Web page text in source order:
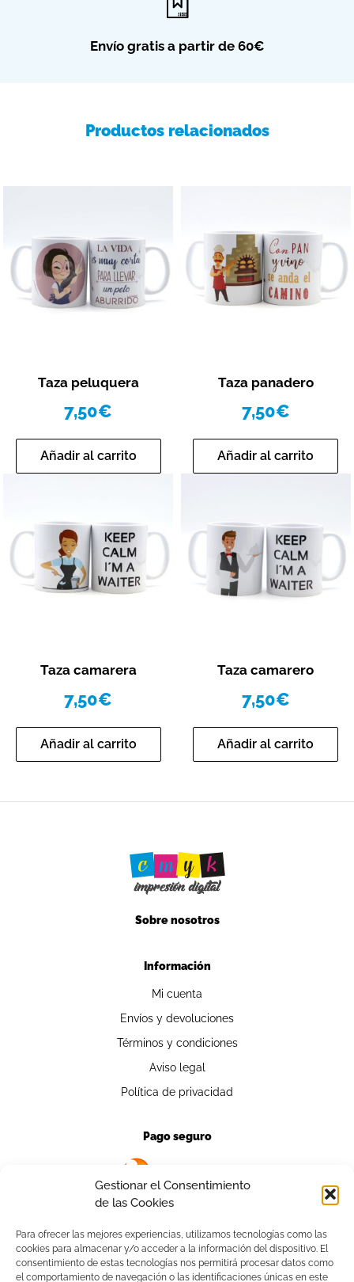
Gestionar el Consentimiento
de las Cookies
Para ofrecer las mejores experiencias, utilizamos tecnologías como las
cookies para almacenar y/o acceder a la información del dispositivo. El
consentimiento de estas tecnologías nos permitirá procesar datos como
el comportamiento de navegación o las identificaciones únicas en este
Envío gratis a partir de 60€
Productos relacionados
Taza peluquera
7,50€
Añadir al carrito
Taza panadero
7,50€
Añadir al carrito
Taza camarera
7,50€
Añadir al carrito
Taza camarero
7,50€
Añadir al carrito
Sobre nosotros
Información
Mi cuenta
Envíos y devoluciones
Términos y condiciones
Aviso legal
Política de privacidad
Pago seguro
Contacto